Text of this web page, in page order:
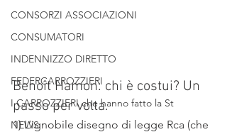
CONSORZI ASSOCIAZIONI
CONSUMATORI
INDENNIZZO DIRETTO
FEDERCARROZZIERI
I CARROZZIERI che hanno fatto la St
NEWS
Benoît Hamon: chi è costui? Un
passo per volta.
1) L’ignobile disegno di legge Rca (che